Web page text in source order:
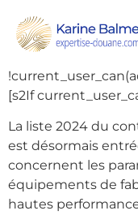
Parution au JOUE
septembre 2023
Biens à Double
[s2If
La liste 2024 du
est désormais
concernent les
équipements de
hautes